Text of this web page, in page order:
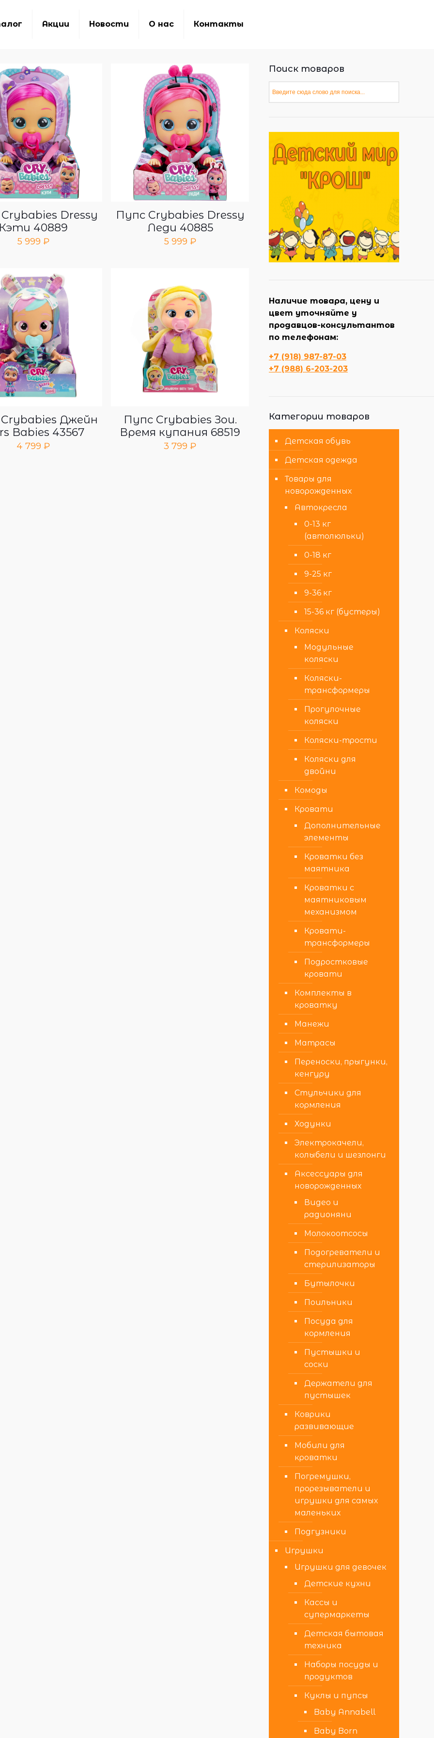
Акции Новости О нас Контакты
Dressy
Кэти 40889
5 999 ₽
Пупс Crybabies Dressy
Леди 40885
5 999 ₽
Джейн
Babies 43567
4 799₽
Пупс Crybabies Зои.
Время купания 68519
3 799₽
Поиск товаров
Наличие товара, цену и
цвет уточняйте у
продавцов-консультантов
по телефонам:
+7 (918) 987-87-03
+7 (988) 6-203-203
Категории товаров
Детская обувь
Детская одежда
Товары для
новорожденных
Автокресла
0-13 кг
(автолюльки)
0-18 кг
9-25 кг
9-36 кг
15-36 кг (бустеры)
Коляски
Модульные
коляски
Коляски-
трансформеры
Прогулочные
коляски
Коляски-трости
Коляски для
двойни
Комоды
Кровати
Дополнительные
элементы
Кроватки без
маятника
Кроватки с
маятниковым
механизмом
Кровати-
трансформеры
Подростковые
кровати
Комплекты в
кроватку
Манежи
Матрасы
Переноски, прыгунки,
кенгуру
Стульчики для
кормления
Ходунки
Электрокачели,
колыбели и шезлонги
Аксессуары для
новорожденных
Видео и
радионяни
Молокоотсосы
Подогреватели и
стерилизаторы
Бутылочки
Поильники
Посуда для
кормления
Пустышки и
соски
Держатели для
пустышек
Коврики
развивающие
Мобили для
кроватки
Погремушки,
прорезыватели и
игрушки для самых
маленьких
Подгузники
Игрушки
Игрушки для девочек
Детские кухни
Кассы и
супермаркеты
Детская бытовая
техника
Наборы посуды и
продуктов
Куклы и пупсы
Baby Annabell
Baby Born